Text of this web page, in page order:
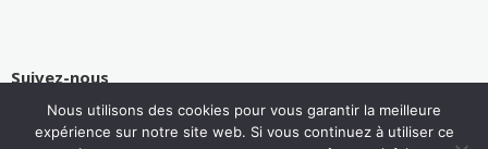
Suivez-nous
Nous utilisons des cookies pour vous garantir la meilleure
expérience sur notre site web. Si vous continuez à utiliser ce